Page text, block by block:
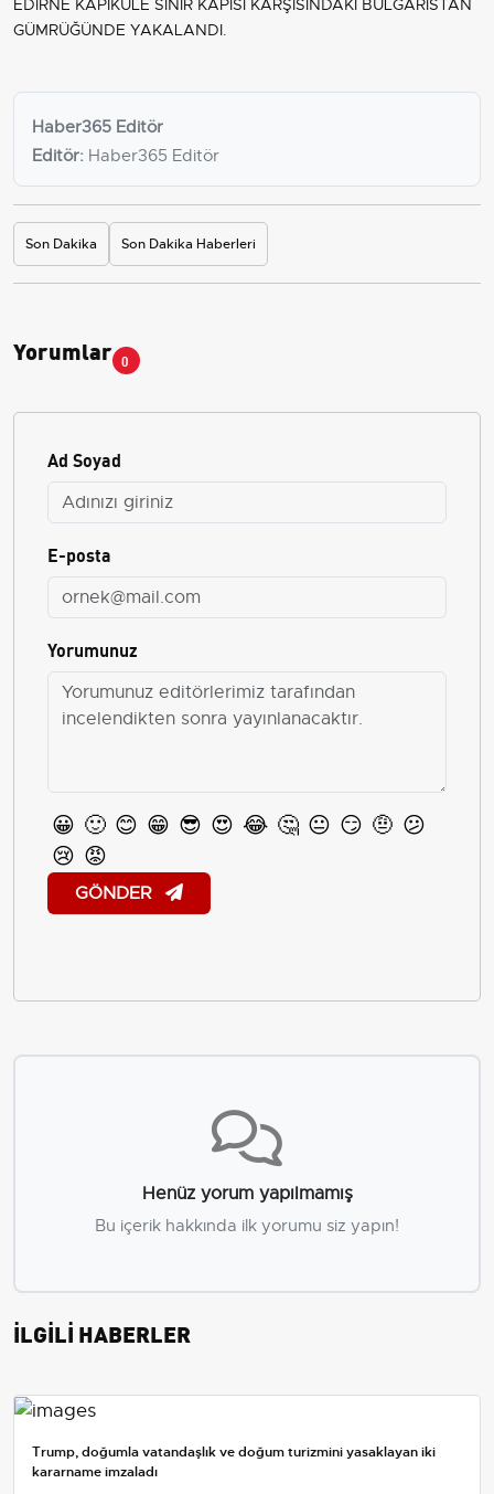
EDİRNE KAPIKULE SINIR KAPISI KARŞISINDAKİ BULGARİSTAN
GÜMRÜĞÜNDE YAKALANDI.
Haber365 Editör
Editör: Haber365 Editör
Son Dakika Son Dakika Haberleri
Yorumlar 0
Ad Soyad
E-posta
Yorumunuz
😀 🙂 😊 😁 😎 😍 😂 🤔 😐 😏 🤨 😕
😢 😡
GÖNDER
Henüz yorum yapılmamış
Bu içerik hakkında ilk yorumu siz yapın!
İLGİLİ HABERLER
Trump, doğumla vatandaşlık ve doğum turizmini yasaklayan iki
kararname imzaladı